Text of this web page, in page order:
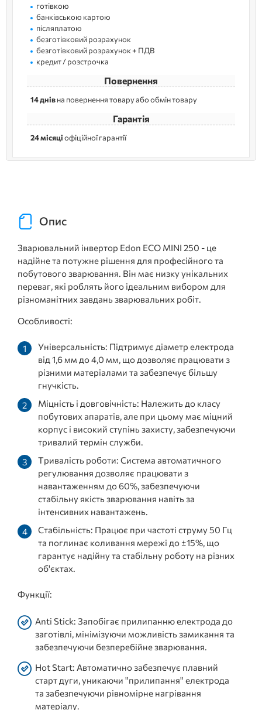
готівкою
банківською картою
післяплатою
безготівковий розрахунок
безготівковий розрахунок + ПДВ
кредит / розстрочка
Повернення
14 днівна повернення товару або обмін товару
Гарантія
24 місяціофіційної гарантії
Опис
Зварювальний інвертор Edon ECO MINI 250 - це
надійне та потужне рішення для професійного та
побутового зварювання. Він має низку унікальних
переваг, які роблять його ідеальним вибором для
різноманітних завдань зварювальних робіт.
Особливості:
Універсальність: Підтримує діаметр електрода
від 1,6 мм до 4,0 мм, що дозволяє працювати з
різними матеріалами та забезпечує більшу
гнучкість.
Міцність і довговічність: Належить до класу
побутових апаратів, але при цьому має міцний
корпус і високий ступінь захисту, забезпечуючи
тривалий термін служби.
Тривалість роботи: Система автоматичного
регулювання дозволяє працювати з
навантаженням до 60%, забезпечуючи
стабільну якість зварювання навіть за
інтенсивних навантажень.
Стабільність: Працює при частоті струму 50 Гц
та поглинає коливання мережі до ±15%, що
гарантує надійну та стабільну роботу на різних
об'єктах.
Функції:
Anti Stick: Запобігає прилипанню електрода до
заготівлі, мінімізуючи можливість замикання та
забезпечуючи безперебійне зварювання.
Hot Start: Автоматично забезпечує плавний
старт дуги, уникаючи "прилипання" електрода
та забезпечуючи рівномірне нагрівання
матеріалу.